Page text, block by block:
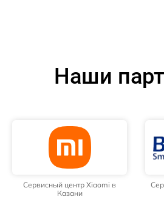
Наши
Сервисный центр Xiaomi в
Казани